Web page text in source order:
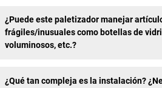
¿Puede este paletizador manejar
frágiles/inusuales como botellas de
voluminosos, etc.?
¿Qué tan compleja es la instalación?